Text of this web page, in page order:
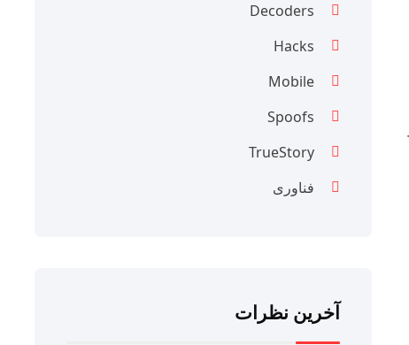
Decoders
Hacks
Mobile
Spoofs
TrueStory
فناوری
آخرین نظرات